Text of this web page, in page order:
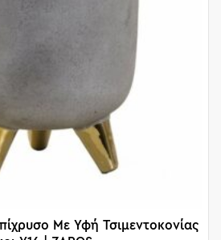
Με Υφή Τσιμεντοκονίας